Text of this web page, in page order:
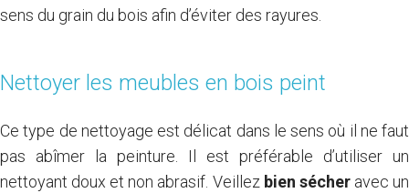
sens du grain du bois afin d’éviter des rayures.
Nettoyer les meubles en bois peint
Ce type de nettoyage est délicat dans le sens où il ne faut
pas abîmer la peinture. Il est préférable d’utiliser un
nettoyant doux et non abrasif. Veillez bien sécheravec un